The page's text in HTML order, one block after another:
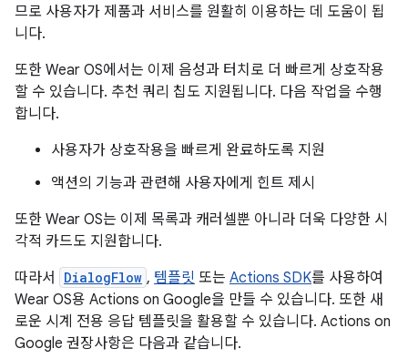
므로 사용자가 제품과 서비스를 원활히 이용하는 데 도움이 됩
니다.
또한 Wear OS에서는 이제 음성과 터치로 더 빠르게 상호작용
할 수 있습니다. 추천 쿼리 칩도 지원됩니다. 다음 작업을 수행
합니다.
사용자가 상호작용을 빠르게 완료하도록 지원
액션의 기능과 관련해 사용자에게 힌트 제시
또한 Wear OS는 이제 목록과 캐러셀뿐 아니라 더욱 다양한 시
각적 카드도 지원합니다.
따라서
DialogFlow , 템플릿 또는 Actions SDK를 사용하여
Wear OS용 Actions on Google을 만들 수 있습니다. 또한 새
로운 시계 전용 응답 템플릿을 활용할 수 있습니다. Actions on
Google 권장사항은 다음과 같습니다.